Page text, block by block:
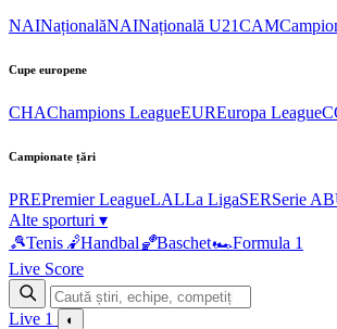
NAINaționalăNAINațională U21CAM
Cupe europene
CHAChampions LeagueEUREuropa League
Campionate țări
PREPremier LeagueLALLa LigaSERSerie A
Alte sporturi ▾
🎾Tenis 🤾Handbal🏀Baschet🏎Formula 1
Live Score
Live 1 ◐